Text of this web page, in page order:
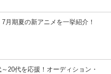
7月期夏の新アニメを一挙紹介！
20代を応援！オーディション・